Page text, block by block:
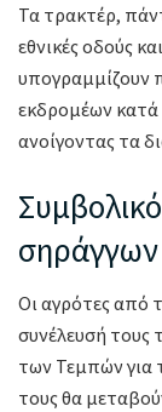
Τα τρακτέρ,
εθνικές οδούς
υπογραμμίζουν
εκδρομέων κατά
ανοίγοντας τα
Οι αγρότες από
συνέλευσή τους
των Τεμπών για
τους θα